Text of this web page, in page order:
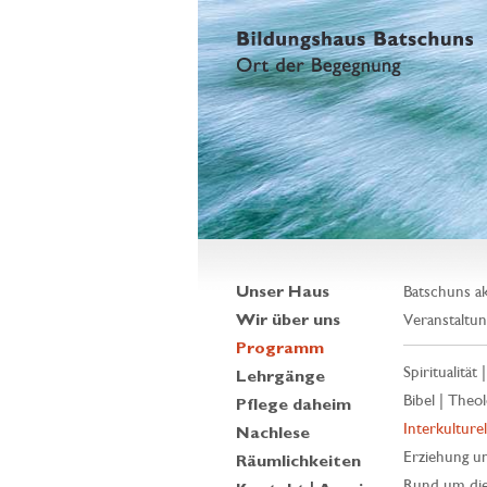
Unser Haus
Wir über uns
Programm
Lehrgänge
Pflege daheim
Nachlese
Räumlichkeiten
Batschuns
Spiritualität
Bibel |
Erziehung